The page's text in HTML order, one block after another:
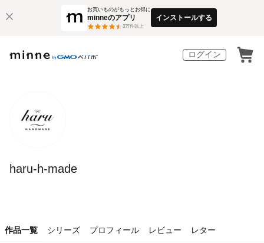
お買いものがもっとお得に
minneのアプリ
3万件以上
インストールする
ログイン
haru-h-made
作品一覧 シリーズ プロフィール レビュー レター